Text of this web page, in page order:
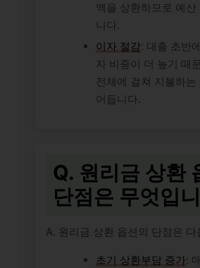
액을 상환하므로 예산
니다.
이자 절감: 대출 초반
자 비중이 더 높기 때
전체에 걸쳐 지불하는
어듭니다.
Q. 원리금 상환
단점은 무엇입
A. 원리금 상환 옵션의 단점은 다
초기 상환부담 증가: